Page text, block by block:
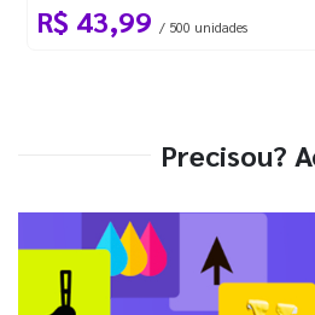
R$ 43,99 / 500 unidades
Precisou?